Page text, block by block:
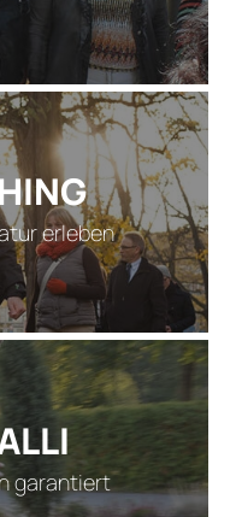
erleben
garantiert